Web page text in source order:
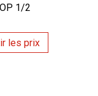
1/2
les prix